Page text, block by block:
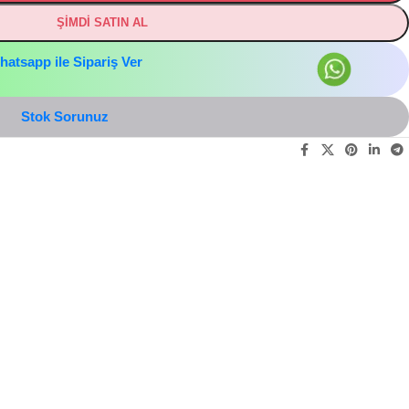
ŞİMDİ SATIN AL
ile Sipariş Ver
Stok Sorunuz